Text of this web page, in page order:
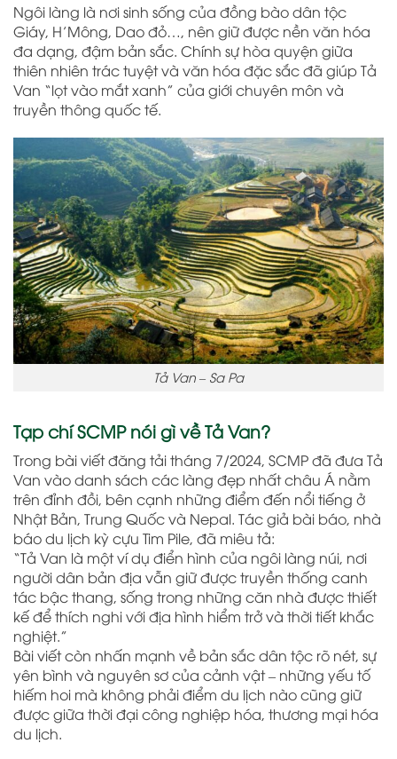
Ngôi làng là nơi sinh sống của đồng bào dân tộc
Giáy, H’Mông, Dao đỏ…, nên giữ được nền văn hóa
đa dạng, đậm bản sắc. Chính sự hòa quyện giữa
thiên nhiên trác tuyệt và văn hóa đặc sắc đã giúp Tả
Van “lọt vào mắt xanh” của giới chuyên môn và
truyền thông quốc tế.
Tả Van – Sa Pa
Tạp chí SCMP nói gì về Tả Van?
Trong bài viết đăng tải tháng 7/2024, SCMP đã đưa Tả
Van vào danh sách các làng đẹp nhất châu Á nằm
trên đỉnh đồi, bên cạnh những điểm đến nổi tiếng ở
Nhật Bản, Trung Quốc và Nepal. Tác giả bài báo, nhà
báo du lịch kỳ cựu Tim Pile, đã miêu tả:
“Tả Van là một ví dụ điển hình của ngôi làng núi, nơi
người dân bản địa vẫn giữ được truyền thống canh
tác bậc thang, sống trong những căn nhà được thiết
kế để thích nghi với địa hình hiểm trở và thời tiết khắc
nghiệt.”
Bài viết còn nhấn mạnh về bản sắc dân tộc rõ nét, sự
yên bình và nguyên sơ của cảnh vật – những yếu tố
hiếm hoi mà không phải điểm du lịch nào cũng giữ
được giữa thời đại công nghiệp hóa, thương mại hóa
du lịch.